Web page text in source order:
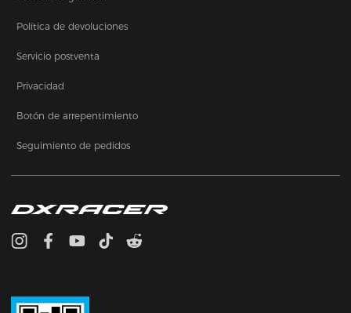
Política de devoluciones
Servicio postventa
Privacidad
Botón de arrepentimiento
Seguimiento de pedidos